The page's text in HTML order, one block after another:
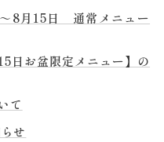
～8月15日 通常メニュー
日お盆限定メニュー】の
て
せ